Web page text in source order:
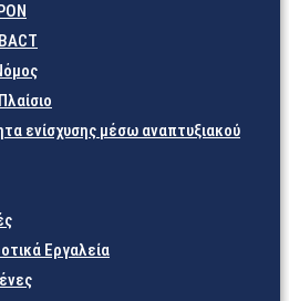
ενίσχυσης μέσω αναπτυξιακού
Εργαλεία